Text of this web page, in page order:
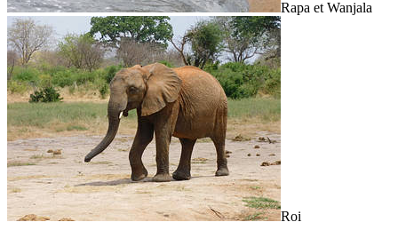
Rapa et Wanjala
Roi